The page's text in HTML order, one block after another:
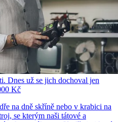
Dnes už se jich dochoval jen
Kč
na dně skříně nebo v krabici na
se kterým naši tátové a